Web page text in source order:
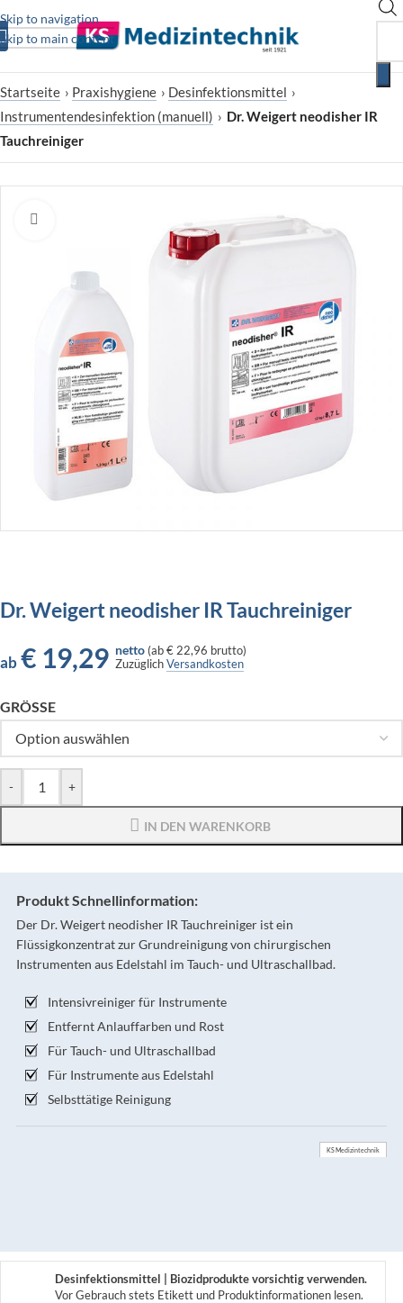
Skip to navigation
Skip to main content
Startseite › Praxishygiene › Desinfektionsmittel ›
Instrumentendesinfektion (manuell) › Dr. Weigert neodisher IR
Tauchreiniger
Dr. Weigert neodisher IR Tauchreiniger
ab € 19,29 netto (ab€ 22,96 brutto)
ZuzüglichVersandkosten
GRÖSSE
- +
IN DEN WARENKORB
Produkt Schnellinformation:
Der Dr. Weigert neodisher IR Tauchreiniger ist ein
Flüssigkonzentrat zur Grundreinigung von chirurgischen
Instrumenten aus Edelstahl im Tauch- und Ultraschallbad.
Intensivreiniger für Instrumente
Entfernt Anlauffarben und Rost
Für Tauch- und Ultraschallbad
Für Instrumente aus Edelstahl
Selbsttätige Reinigung
KS Medizintechnik
Desinfektionsmittel | Biozidprodukte vorsichtig verwenden.
Vor Gebrauch stets Etikett und Produktinformationen lesen.